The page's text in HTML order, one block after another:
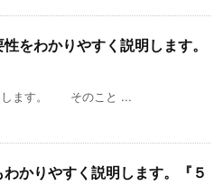
をわかりやすく説明します。
します。 そのこと ...
かりやすく説明します。『５